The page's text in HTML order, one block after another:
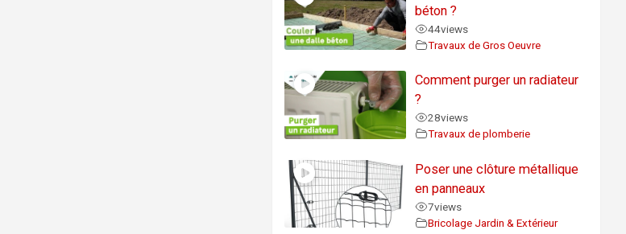
béton ?
44views
Travaux de Gros Oeuvre
Comment purger un radiateur
?
28views
Travaux de plomberie
Poser une clôture métallique
en panneaux
7views
Bricolage Jardin & Extérieur